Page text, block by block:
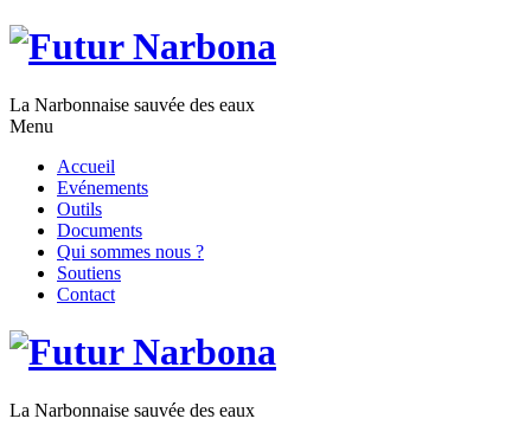
La Narbonnaise sauvée des eaux
Menu
Accueil
Evénements
Outils
Documents
Qui sommes nous ?
Soutiens
Contact
La Narbonnaise sauvée des eaux